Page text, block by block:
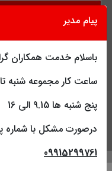
پیام مدیر
باسلام خدمت همکاران
ساعت کار مجموعه شنبه تا
پنج شنبه ها 9.15 الی 16
درصورت مشکل با شماره
09915299761